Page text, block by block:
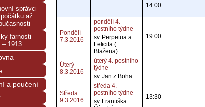
14:00
Pondělí
7.3.2016
pondělí 4.
postního týdne
sv. Perpetua a
Felicita (
Blažena)
19:00
Úterý
8.3.2016
úterý 4. postního
týdne
sv. Jan z Boha
Středa
9.3.2016
středa 4.
postního týdne
sv. Františka
13:30
správci
až
farnosti
– 1913
a poučení